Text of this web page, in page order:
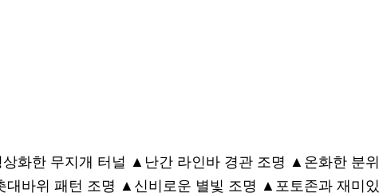
화한 무지개 터널 ▲난간 라인바 경관 조명 ▲온화한 분위
대바위 패턴 조명 ▲신비로운 별빛 조명 ▲포토존과 재미있